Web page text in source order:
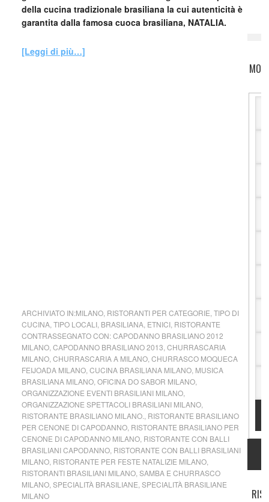
della cucina tradizionale brasiliana la cui autenticità è
garantita dalla famosa cuoca brasiliana, NATALIA.
[Leggi di più…]
ARCHIVIATO IN:MILANO, RISTORANTI PER CATEGORIE TIPO DI
CUCINA, TIPO LOCALI, BRASILIANA, ETNICI, RISTORANTE
CONTRASSEGNATO CON:CAPODANNO BRASILIANO 2012
MILANO, CAPODANNO BRASILIANO 2013 CHURRASCARIA
MILANO, CHURRASCARIA A MILANO, CHURRASCO MOQUECA
FEIJOADA MILANO, CUCINA BRASILIANA MILANO, MUSICA
BRASILIANA MILANO, OFICINA DO SABOR MILANO,
ORGANIZZAZIONE EVENTI BRASILIANI MILANO,
ORGANIZZAZIONE SPETTACOLI BRASILIANI MILANO,
RISTORANTE BRASILIANO MILANO. RISTORANTE BRASILIANO
PER CENONE DI CAPODANNO, RISTORANTE BRASILIANO PER
CENONE DI CAPODANNO MILANO, RISTORANTE CON BALLI
BRASILIANI CAPODANNO, RISTORANTE CON BALLI BRASILIANI
MILANO, RISTORANTE PER FESTE NATALIZIE MILANO,
RISTORANTI BRASILIANI MILANO, SAMBA E CHURRASCO
MILANO, SPECIALITÀ BRASILIANE SPECIALITÀ BRASILIANE
MILANO